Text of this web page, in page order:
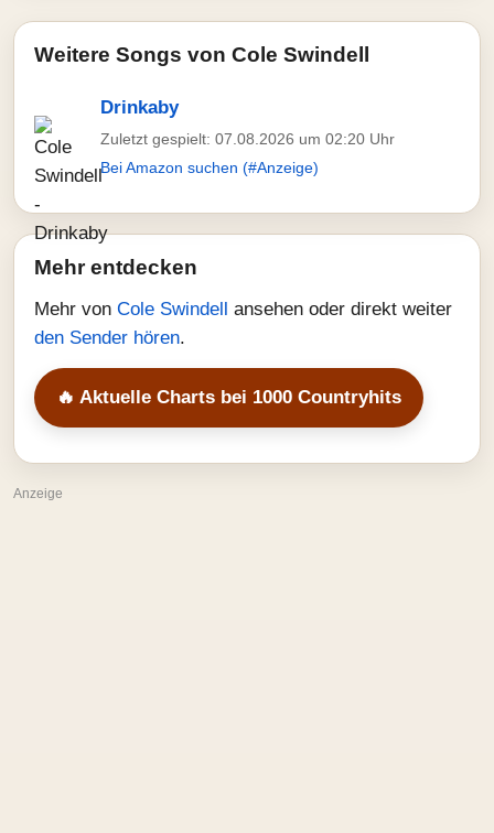
Weitere Songs von Cole Swindell
Drinkaby
Zuletzt gespielt: 07.08.2026 um 02:20 Uhr
Bei Amazon suchen (#Anzeige)
Mehr entdecken
Mehr von Cole Swindell ansehen oder direkt weiter
den Sender hören.
🔥 Aktuelle Charts bei 1000 Countryhits
Anzeige